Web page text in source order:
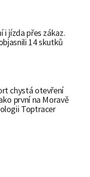
i jízda přes zákaz.
14 skutků
chystá otevření
první na Moravě
Toptracer